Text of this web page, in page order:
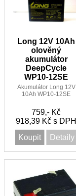
Long 12V 10Ah
olověný
akumulátor
DeepCycle
WP10-12SE
Akumulátor Long 12V
10Ah WP10-12SE
WP1012SE vhodný pro
cyklický provoz
759,- Kč
918,39 Kč s DPH
Koupit
Detaily